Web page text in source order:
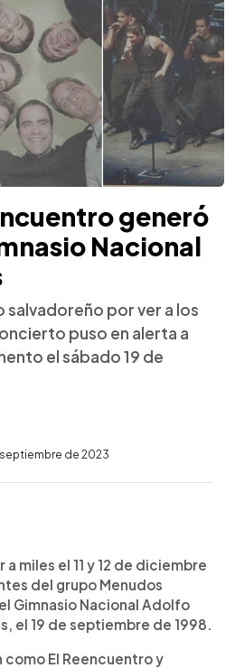
generó
Nacional
salvadoreño por ver a los
puso en alerta a
el sábado 19 de
de 2023
miles el 11 y 12 de diciembre
del grupo Menudos
Gimnasio Nacional Adolfo
el 19 de septiembre de 1998.
como El Reencuentro y